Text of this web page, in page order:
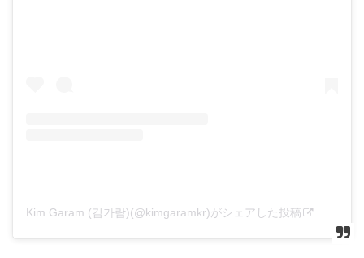
Kim Garam (김가람)(@kimgaramkr)がシェアした投稿